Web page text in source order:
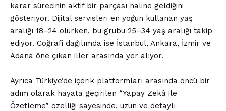
karar sürecinin aktif bir parçası haline geldiğini
gösteriyor. Dijital servisleri en yoğun kullanan yaş
aralığı 18–24 olurken, bu grubu 25–34 yaş aralığı takip
ediyor. Coğrafi dağılımda ise İstanbul, Ankara, İzmir ve
Adana öne çıkan iller arasında yer alıyor.
Ayrıca Türkiye’de içerik platformları arasında öncü bir
adım olarak hayata geçirilen “Yapay Zekâ ile
Özetleme” özelliği sayesinde, uzun ve detaylı